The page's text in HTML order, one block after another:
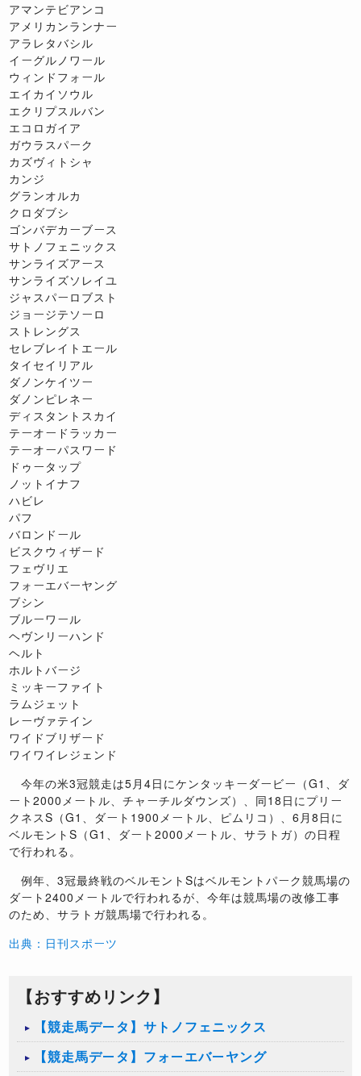
アマンテビアンコ
アメリカンランナー
アラレタバシル
イーグルノワール
ウィンドフォール
エイカイソウル
エクリプスルバン
エコロガイア
ガウラスパーク
カズヴィトシャ
カンジ
グランオルカ
クロダブシ
ゴンバデカーブース
サトノフェニックス
サンライズアース
サンライズソレイユ
ジャスパーロブスト
ジョージテソーロ
ストレングス
セレブレイトエール
タイセイリアル
ダノンケイツー
ダノンピレネー
ディスタントスカイ
テーオードラッカー
テーオーパスワード
ドゥータップ
ノットイナフ
ハビレ
パフ
バロンドール
ビスクウィザード
フェヴリエ
フォーエバーヤング
ブシン
ブルーワール
ヘヴンリーハンド
ヘルト
ホルトバージ
ミッキーファイト
ラムジェット
レーヴァテイン
ワイドブリザード
ワイワイレジェンド
今年の米3冠競走は5月4日にケンタッキーダービー（G1、ダ
ート2000メートル、チャーチルダウンズ）、同18日にプリー
クネスS（G1、ダート1900メートル、ピムリコ）、6月8日に
ベルモントS（G1、ダート2000メートル、サラトガ）の日程
で行われる。
例年、3冠最終戦のベルモントSはベルモントパーク競馬場の
ダート2400メートルで行われるが、今年は競馬場の改修工事
のため、サラトガ競馬場で行われる。
出典：日刊スポーツ
【おすすめリンク】
【競走馬データ】サトノフェニックス
【競走馬データ】フォーエバーヤング